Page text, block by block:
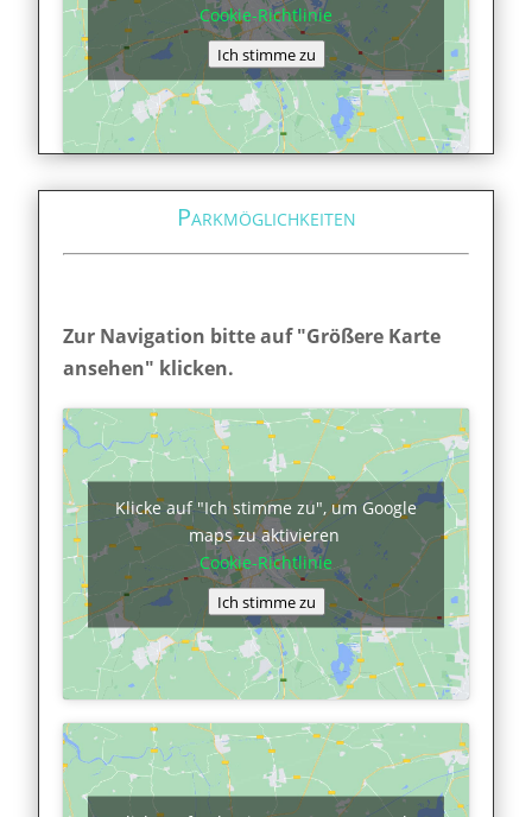
Cookie-Richtlinie
Ich stimme zu
Parkmöglichkeiten
Zur Navigation bitte auf "Größere Karte
ansehen" klicken.
Klicke auf "Ich stimme zu", um Google
maps zu aktivieren
Cookie-Richtlinie
Ich stimme zu